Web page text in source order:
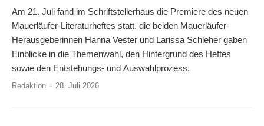
Am 21. Juli fand im Schriftstellerhaus die Premiere des neuen
Mauerläufer-Literaturheftes statt. die beiden Mauerläufer-
Herausgeberinnen Hanna Vester und Larissa Schleher gaben
Einblicke in die Themenwahl, den Hintergrund des Heftes
sowie den Entstehungs- und Auswahlprozess.
Redaktion - 28. Juli 2026